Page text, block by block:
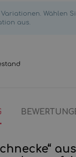
Wählen
aus.
aus